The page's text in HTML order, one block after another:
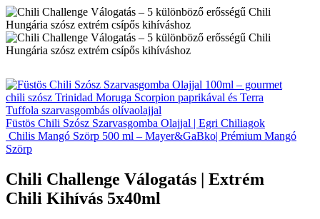
Füstös Chili Szósz Szarvasgomba Olajjal | Egri Chiliagok
Chilis Mangó Szörp 500 ml – Mayer&GaBko| Prémium Mangó
Szörp
Chili Challenge Válogatás | Extrém
Chili Kihívás 5x40ml